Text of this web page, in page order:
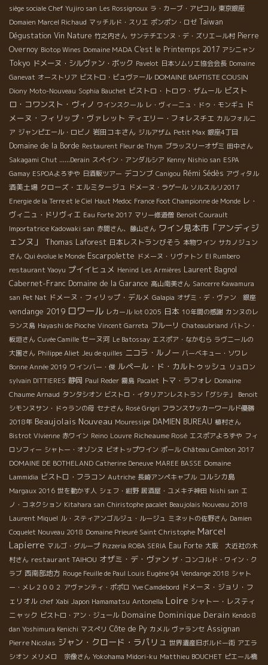
siège sociale Chef Yujiro san Les Rossignoux ラ・カーブ・アピコル 東京銀座
Domaien Marcel Richaud マッチルド・スリエ ポンポン・ロゼ Taiwan
Dégustation Vin Nature 竹之内さん サンテチエンヌ・デ・ズリエール村 Pierre
Overnoy Biotop Wines Domaine MADA C'est le Printemps 2017 アシニャン
Tokyo ドメーヌ・シルヴァン・ボック Pavelot 日本ソムリエ協会会長 Domaine
Ganevat オーストリア ビストロ・ビュヴァール DOMAINE BAPTISTE COUSIN
Diony Moto-Nouveau Sophia Bauchet ビストロ・トロワ・ザムール ビスト
ロ・コワンスト・ヴィノ ワインスクール レ・ヴィーニュ・ドゥ・モンギュ ド
メーヌ・フィリップ・ヴァレット ティエリー・フォレスチエ カルフォルニ
ア ジャンピエール・ロビノ 岩田コキさん ジルアザム Petit Max 銀座4丁目
Domaine de la Borde Restaurent Fleur de Thym ブラッスリーオザミ 田中さん
Sakagami Chut ......Derain スペイン・アンダルシア Kenny Nishio san ESPA
Gamay ESPOAよろずや 日酒販ツアー デコンブ Canigou Rémi Sédès アヴィタル
酒美土場 クローズ・エルミタージュ ドメーヌ・ラゲール ソルスルリ2017
Energie de la Terre et le Ciel Haut Medoc France Foot Championne de Monde レ・
ヴィニュ・ドリヴィエ Eau Forte 2017 マリー修道僧 Benoit Courault
Importatrice Kadowaki san 赤間さん、藤山さん ワイン見本市「アンディジ
ェンヌ」
Thomas Laforest 日本レストランびそう 本物ワイン サカノジュン
さん Qui évolue le Monde Escarpolette ドメーヌ・リヴァトン El Rumbero
restaurant Yaoyu プイイヒュメ Henind Les Armières Laurent Bagnol
Cabernet-Franc Domaine de la Garance 高山南美さん Sancerre Kawamura
san Pet Nat ドメーヌ・フィリップ・デルメ Galapia オザミ・デ・ヴァン 銀座
vendange 2019 ロワール レカール lot 0205 日本 10年間の感謝 カンヌのレ
ランス島 Hayashi de Pioche Vincent Garreta フルーリ Chateaubriand バトン・
板垣さん Cuvée Camille セーヌ河 Le Batossay エスポア・なかむら ラヴニールの
大園さん Philippe Aliet Jeu de quilles ニコラ・ルノー バーベキュー・ソワレ
Bonne Année 2019 ワインバー・俊 ルペール・ド・カルトゥッシュ
リュロン
sylvain DITTIERES 静岡 Paul Reder 霧島 Pacalet トマ・ラフォレ Domaine
Chaume Arnaud タンタシオン ビストロ・イタリアンレストラン「グシテ」
Benoit
シモンヌサン・ドゥランの母 セナさん Rosé Grigri フランスサッカーワールド優勝
2018年 Beaujolais Nouveau Mouressipe DAMIEN BUREAU 植村さん
Bistrot VIvienne 赤ワイン Reino Louvre Richeaume Rosé エスポアよろずや フィ
ロソフィー シャトー・オゾンヌ ビオトップワイン ポール Château Cambon 2017
DOMAINE DE BOTHELAND Catherine Deneuve MAREE BASSE Domaine
Lammidia ビストロ・フラコン Autriche 長崎アンペキャブル コルシカ島
Margaux 2016 世を動かす人 シェフ・紺野 居酒屋・ユメキチ神田 Nishi san エ
ノ・コネクション Kitahara san Chiristophe pacalet Beaujolais Nouveau 2018
Laurent Miquel ル・スティアンゴルジュ・ルージュ ミネットの佐野さん Damien
Coquelet Nouveau 2018 Domaine Prieuré Saint Christophe Marcel
Lapierre マルゴ・グループ Pizzeria ROBA SERIA Eau Forte 大阪 大近社の木
村さん restaurant TAIHOU オザミ・デ・ヴァン ザ・コンコルド・ワイン・ク
ラブ 西南部地方 Rouge Feuille de Paul Louis Eugène 94 Vendange 2018 シャト
ー・メレ２００２ アヴァンティ・ポポロ Yve Camdebord ドメーヌ・ジョリ・フ
ェリオル chef Xabi Japon Hamamatsu Antonella Loire シャトー・レスティ
ニャック ビストロ・アン・ジュール Domaine Dominique Derain Kendo 8
dan Yoshimura Kenichi マスぺリ Côte de Py カメル ヴァランセ Assignan
Pierre Nicolas ジャン・クロード・ラパリュ 世界遺産旧ボルドー街 アエラ
シオン メリメロ 宗像さん Yokohama Midori-ku Matthieu BOUCHET ピエール橋